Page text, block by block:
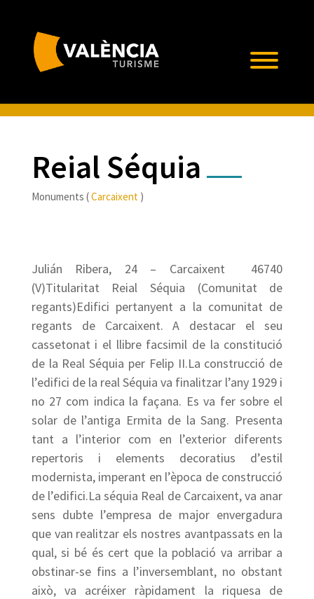
Reial Séquia
Monuments (Carcaixent)
Julián Ribera, 24 – Carcaixent  46740
(V)Titularitat Reial Séquia (Comunitat de
regants)Edifici pertanyent a la comunitat de
regants de Carcaixent. A destacar el seu
cassetonat i el llibre facsimil de la constitució
de la Real Séquia per Felip II.La construcció de
l’edifici de la real Séquia va finalitzar l’any 1929 i
no 27 com indica la façana. Es va fer sobre el
solar de l’antiga Ermita de la Sang. Presenta
tant a l’interior com en l’exterior diferents
repertoris i elements decoratius d’estil
modernista, imperant en l’època de construcció
de l’edifici.La séquia Real de Carcaixent, va anar
sens dubte l’empresa de major envergadura
que van realitzar els nostres avantpassats en la
qual, si bé és cert que la població va arribar a
obstinar-se fins a l’inversemblant, no obstant
això, va acréixer ràpidament la riquesa de